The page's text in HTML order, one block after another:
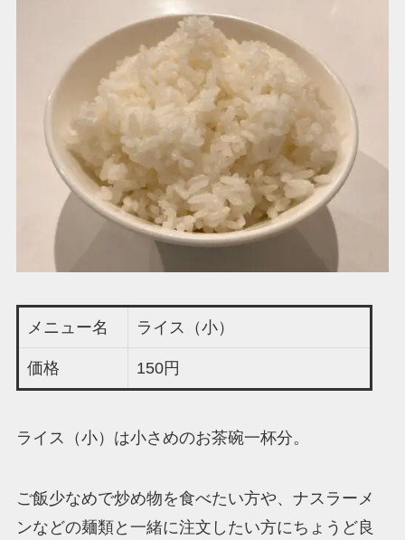
メニュー名 ライス（小）
価格 150円
ライス（小）は小さめのお茶碗一杯分。
ご飯少なめで炒め物を食べたい方や、ナスラーメ
ンなどの麺類と一緒に注文したい方にちょうど良